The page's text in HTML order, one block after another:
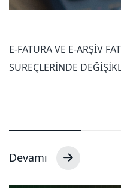
E-FATURA VE E-ARŞİV
SÜREÇLERİNDE
Devamı